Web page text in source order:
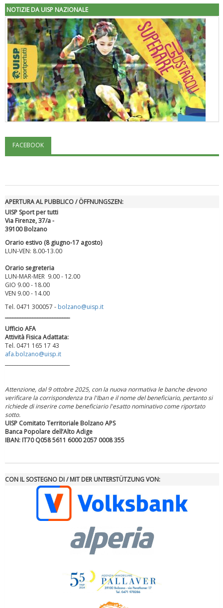
NOTIZIE DA UISP NAZIONALE
"Superare gli ostacoli": la relazione di Tiziano Pesce al CN Uisp
Luglio 2026: "Pensando con i piedi, si possono fare le
rivoluzioni"
Tiziano Pesce a Radio InBlu2000 traccia il bilancio della stagione
FACEBOOK
APERTURA AL PUBBLICO / ÖFFNUNGSZEN:
UISP Sport per tutti
Via Firenze, 37/a -
39100 Bolzano
Orario estivo (8 giugno-17 agosto)
LUN-VEN: 8.00-13.00
Orario segreteria
LUN-MAR-MER 9.00 - 12.00
GIO 9.00 - 18.00
VEN 9.00 - 14.00
Tel. 0471 300057 - bolzano@uisp.it
__________________________
Ufficio AFA
Attività Fisica Adattata:
Tel. 0471 165 17 43
afa.bolzano@uisp.it
Attenzione, dal 9 ottobre 2025, con la nuova normativa le banche devono
verificare la corrispondenza tra l'Iban e il nome del beneficiario, pertanto si
richiede di inserire come beneficiario l'esatto nominativo come riportato
sotto.
UISP Comitato Territoriale Bolzano APS
Banca Popolare dell’Alto Adige
IBAN: IT70 Q058 5611 6000 2057 0008 355
CON IL SOSTEGNO DI / MIT DER UNTERSTÜTZUNG VON: